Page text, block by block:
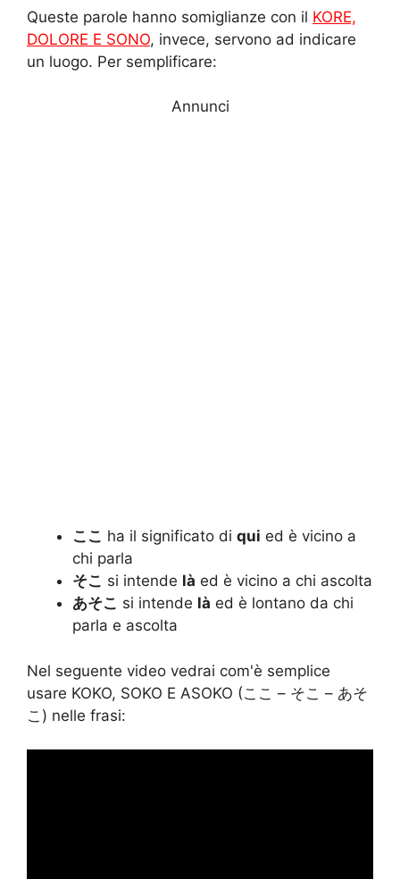
t i
Queste parole hanno somiglianze con il KORE,
DOLORE E SONO, invece, servono ad indicare
un luogo. Per semplificare:
Annunci
ここ ha il significato di qui ed è vicino a
chi parla
そこ si intende là ed è vicino a chi ascolta
あそこ si intende là ed è lontano da chi
parla e ascolta
Nel seguente video vedrai com'è semplice
usare KOKO, SOKO E ASOKO (ここ – そこ – あそ
こ) nelle frasi: